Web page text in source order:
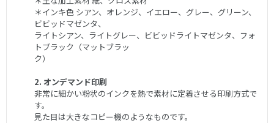
＊インキ色 シアン、オレンジ、イエロー、グレー、グリーン、
ビビッドマゼンタ、
ライトシアン、ライトグレー、ビビッドライトマゼンタ、フォ
トブラック（マットブラッ
ク）
2. オンデマンド印刷
非常に細かい粉状のインクを熱で素材に定着させる印刷方式で
す。
見た目は大きなコピー機のようなものです。